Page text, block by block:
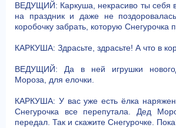
ВЕДУЩИЙ: Каркуша, некрасиво ты себя
на праздник и даже не
коробочку забрать, которую Снегурочка
КАРКУША: Здрасьте, здрасьте! А что в
ВЕДУЩИЙ: Да в ней игрушки
Мороза, для елочки.
КАРКУША: У вас уже есть ёлка
Снегурочка все перепутала. Дед
передал. Так и скажите Снегурочке.